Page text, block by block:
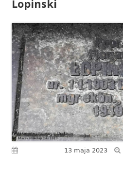
Lopinski
13 maja 2023